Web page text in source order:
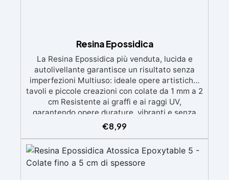
Resina Epossidica
La Resina Epossidica più venduta, lucida e
autolivellante garantisce un risultato senza
imperfezioni Multiuso: ideale opere artistiche,
tavoli e piccole creazioni con colate da 1 mm a 2
cm Resistente ai graffi e ai raggi UV,
garantendo opere durature, vibranti e senza
ingiallimenti nel tempo Bassa viscosità e
formula anti-bolle per risultati impeccabili,
Certificata Atossica post catalisi per contatto
con la pelle, BPA free e VoC Free
€8,99